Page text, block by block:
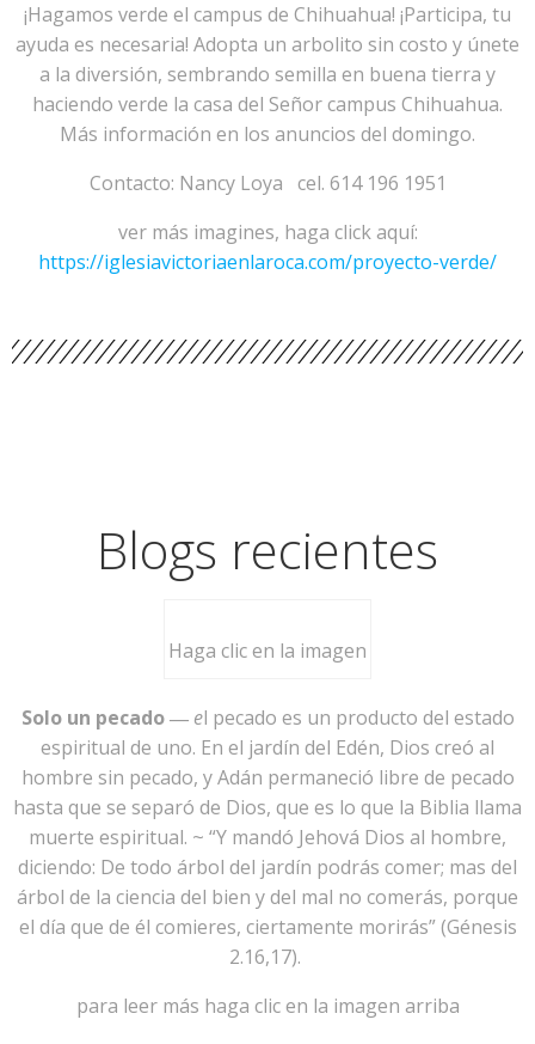
¡Hagamos verde el campus de Chihuahua! ¡Participa, tu
ayuda es necesaria! Adopta un arbolito sin costo y únete
a la diversión, sembrando semilla en buena tierra y
haciendo verde la casa del Señor campus Chihuahua.
Más información en los anuncios del domingo.
Contacto: Nancy Loya cel. 614 196 1951
ver más imagines, haga click aquí:
https://iglesiavictoriaenlaroca.com/proyecto-verde/
Blogs recientes
Haga clic en la imagen
Solo un pecado ― el pecado es un producto del estado
espiritual de uno. En el jardín del Edén, Dios creó al
hombre sin pecado, y Adán permaneció libre de pecado
hasta que se separó de Dios, que es lo que la Biblia llama
muerte espiritual. ~ “Y mandó Jehová Dios al hombre,
diciendo: De todo árbol del jardín podrás comer; mas del
árbol de la ciencia del bien y del mal no comerás, porque
el día que de él comieres, ciertamente morirás” (Génesis
2.16,17).
para leer más haga clic en la imagen arriba